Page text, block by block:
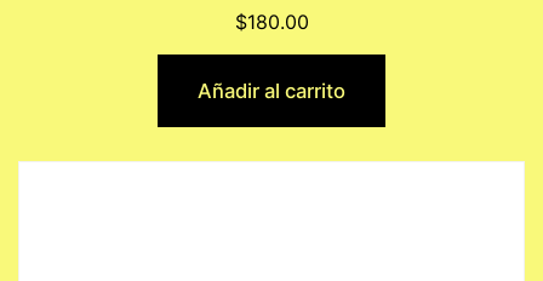
$180.00
Añadir al carrito